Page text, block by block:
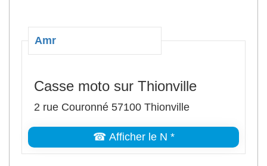
Amr
Casse moto sur Thionville
2 rue Couronné 57100 Thionville
☎ Afficher le N *